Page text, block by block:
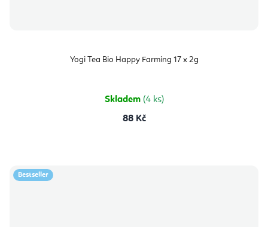
Yogi Tea Bio Happy Farming 17 x 2g
Skladem (4 ks)
88 Kč
Bestseller